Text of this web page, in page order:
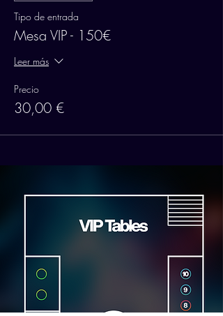
Tipo de entrada
Mesa VIP - 150€
Leer más
Precio
30,00 €